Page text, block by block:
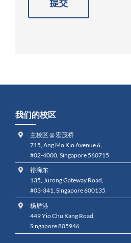
我们的校区
主校区 @ 宏茂桥
715, Ang Mo Kio Avenue 6,
#02-4000, Singapore 560715
裕廊东
135, Jurong Gateway Road,
#03-341, Singapore 600135
杨厝港
449 Yio Chu Kang Road,
Singapore 805946